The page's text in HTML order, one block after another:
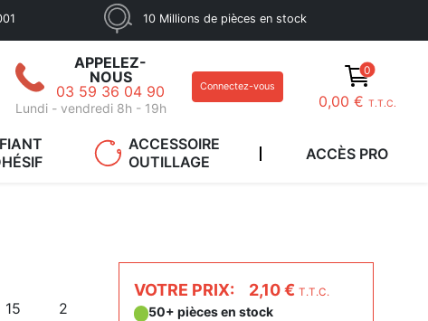
10 Millions de pièces en stock
APPELEZ-
NOUS
03 59 36 04 90
Lundi - vendredi 8h - 19h
Connectez-vous
0
0,00 € T.T.C.
ACCESSOIRE
OUTILLAGE
ACCÈS PRO
15 2
VOTRE PRIX: 2,10 € T.T.C.
50+ pièces en stock